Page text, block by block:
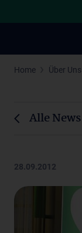
Home Über Uns
Alle News
28.09.2012